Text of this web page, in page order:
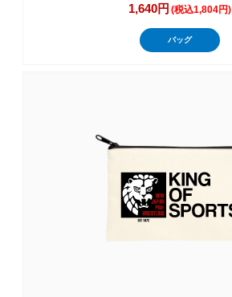
1,640円 (税込1,804円)
バッグ